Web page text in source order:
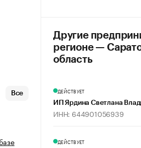
Все
Другие
регионе —
область
ДЕЙСТВУЕТ
ИП Ярдина Светлана
ИНН: 644901056939
ДЕЙСТВУЕТ